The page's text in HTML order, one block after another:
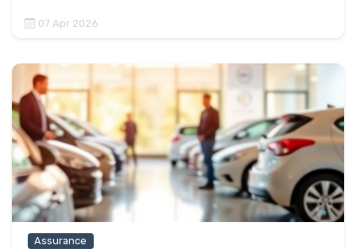
07 Apr 2026
Assurance